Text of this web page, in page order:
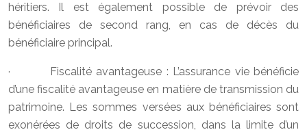
héritiers. Il est également possible de prévoir des
bénéficiaires de second rang, en cas de décès du
bénéficiaire principal.
· Fiscalité avantageuse : L’assurance vie bénéficie
d’une fiscalité avantageuse en matière de transmission du
patrimoine. Les sommes versées aux bénéficiaires sont
exonérées de droits de succession, dans la limite d’un